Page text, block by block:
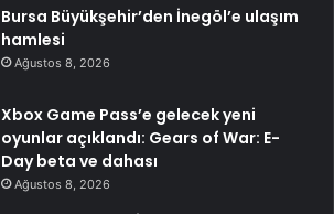
Bursa Büyükşehir’den İnegöl’e ulaşım
hamlesi
Ağustos 8, 2026
Xbox Game Pass’e gelecek yeni
oyunlar açıklandı: Gears of War: E-
Day beta ve dahası
Ağustos 8, 2026